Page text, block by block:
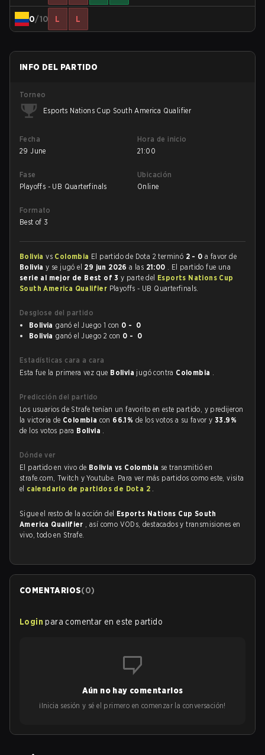
0/10 L L
INFO DEL PARTIDO
Torneo
Esports Nations Cup South America Qualifier
Fecha
29 June
Hora de inicio
21:00
Fase
Playoffs - UB Quarterfinals
Ubicación
Online
Formato
Best of 3
Boliviavs Colombia El partido de Dota 2 terminó 2 - 0 a favor de
Boliviay se jugó el 29 jun 2026a las 21:00 . El partido fue una
serie al mejor de Best of 3y parte del Esports Nations Cup
South America Qualifier Playoffs - UB Quarterfinals.
Desglose del partido
Bolivia ganó el Juego 1 con 0 - 0
Bolivia ganó el Juego 2 con 0 - 0
Estadísticas cara a cara
Esta fue la primera vez que Bolivia jugó contra Colombia .
Predicción del partido
Los usuarios de Strafe tenían un favorito en este partido, y predijeron
la victoria de Colombia con 66.1% de los votos a su favor y33.9%
de los votos para Bolivia .
Dónde ver
El partido en vivo de Bolivia vs Colombia se transmitió en
strafe.com, Twitch y Youtube. Para ver más partidos como este, visita
el calendario de partidos de Dota 2 .
Sigue el resto de la acción del Esports Nations Cup South
America Qualifier , así como VODs, destacados y transmisiones en
vivo, todo en Strafe.
COMENTARIOS(0)
Login para comentar en este partido
Aún no hay comentarios
¡Inicia sesión y sé el primero en comenzar la conversación!